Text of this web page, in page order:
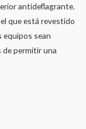
antideflagrante.
que está revestido
equipos sean
permitir una